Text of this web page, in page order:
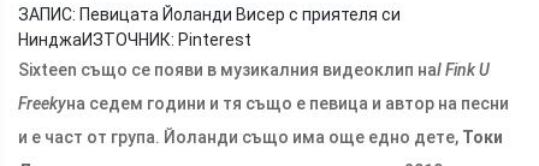
ЗАПИС: Певицата Йоланди Висер с приятеля си
НинджаИЗТОЧНИК: Pinterest
Sixteen също се появи в музикалния видеоклип наI Fink U
Freekyна седем години и тя също е певица и автор на песни
и е част от група. Йоланди също има още едно дете, Токи